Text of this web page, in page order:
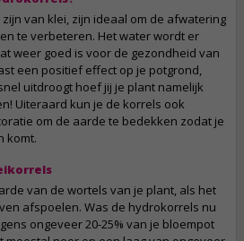
van klei, zijn ideaal om de afwatering
te verbeteren. Het water wordt er
weer goed is voor de gezondheid van
een positief effect op je potgrond,
uitdroogt hoef jij je plant namelijk
Uiteraard kun je de korrels ook
om de aarde te bedekken zodat je
komt.
van de wortels van je plant, als het
afspoelen. Was de hydrokorrels nu
ongeveer 20-25% van je bloempot